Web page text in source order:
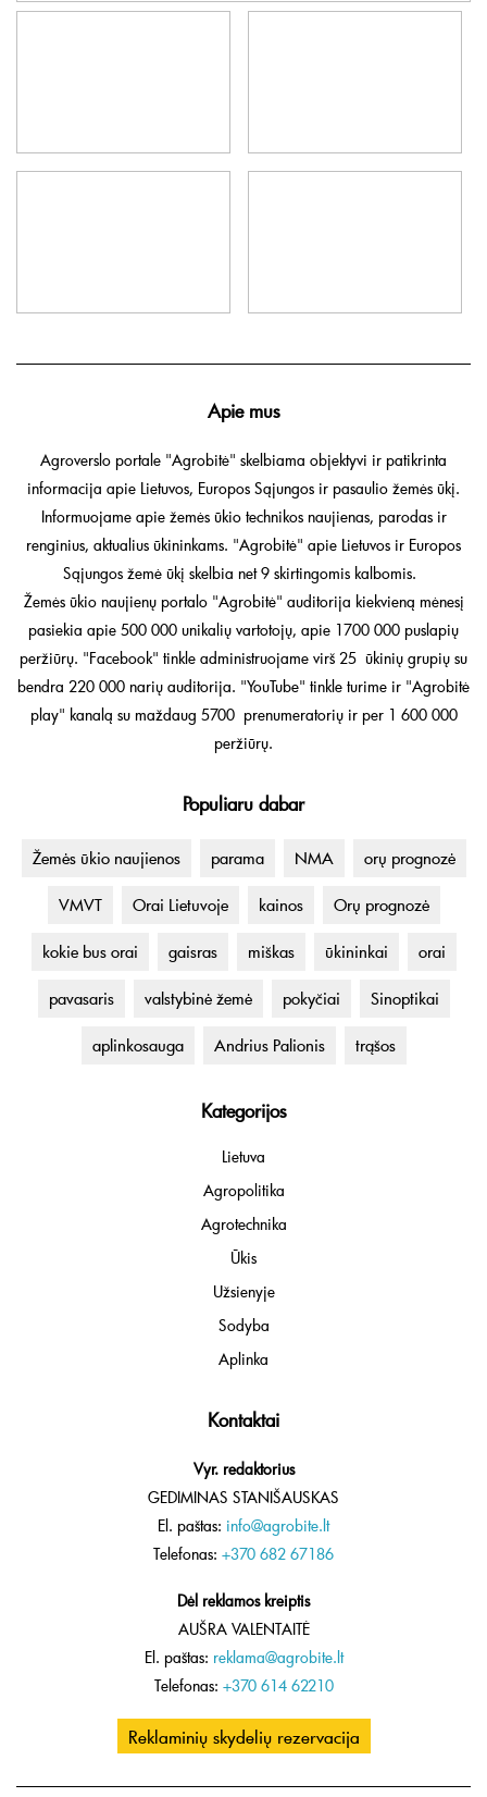
Apie mus
Agroverslo portale "Agrobitė" skelbiama objektyvi ir patikrinta
informacija apie Lietuvos, Europos Sąjungos ir pasaulio žemės ūkį.
Informuojame apie žemės ūkio technikos naujienas, parodas ir
renginius, aktualius ūkininkams. "Agrobitė" apie Lietuvos ir Europos
Sąjungos žemė ūkį skelbia net 9 skirtingomis kalbomis.
Žemės ūkio naujienų portalo "Agrobitė" auditorija kiekvieną mėnesį
pasiekia apie 500 000 unikalių vartotojų, apie 1700 000 puslapių
peržiūrų. "Facebook" tinkle administruojame virš 25 ūkinių grupių su
bendra 220 000 narių auditorija. "YouTube" tinkle turime ir "Agrobitė
play" kanalą su maždaug 5700 prenumeratorių ir per 1 600 000
peržiūrų.
Populiaru dabar
Žemės ūkio naujienos parama NMA orų prognozė
VMVT Orai Lietuvoje kainos Orų prognozė
kokie bus orai gaisras miškas ūkininkai orai
pavasaris valstybinė žemė pokyčiai Sinoptikai
aplinkosauga Andrius Palionis trąšos
Kategorijos
Lietuva
Agropolitika
Agrotechnika
Ūkis
Užsienyje
Sodyba
Aplinka
Kontaktai
Vyr. redaktorius
GEDIMINAS STANIŠAUSKAS
El. paštas: info@agrobite.lt
Telefonas: +370 682 67186
Dėl reklamos kreiptis
AUŠRA VALENTAITĖ
El. paštas: reklama@agrobite.lt
Telefonas: +370 614 62210
Reklaminių skydelių rezervacija